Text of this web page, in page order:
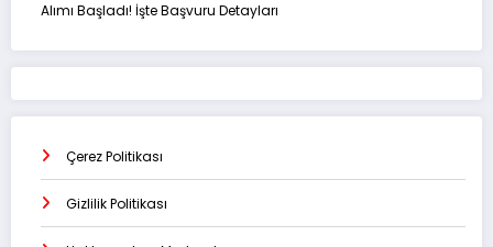
Alımı Başladı! İşte Başvuru Detayları
Çerez Politikası
Gizlilik Politikası